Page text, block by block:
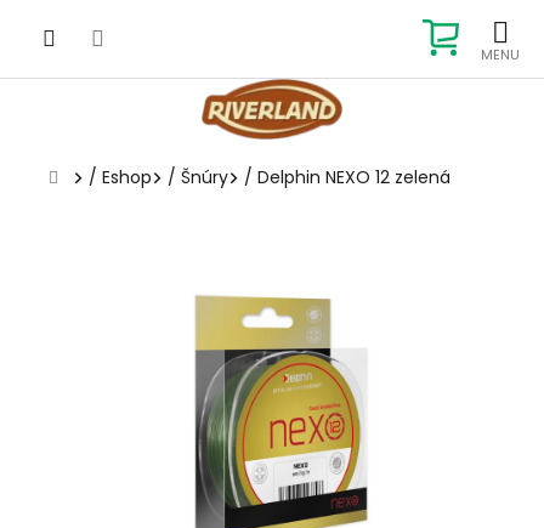
KOŠÍK
Domov
/ Eshop / Šnúry / Delphin NEXO 12 zelená